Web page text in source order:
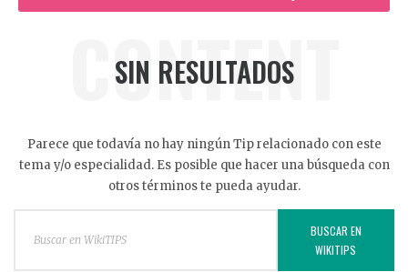
CONTENT
SIN RESULTADOS
Parece que todavía no hay ningún Tip relacionado con este
tema y/o especialidad. Es posible que hacer una búsqueda con
otros términos te pueda ayudar.
BUSCAR EN
WIKITIPS